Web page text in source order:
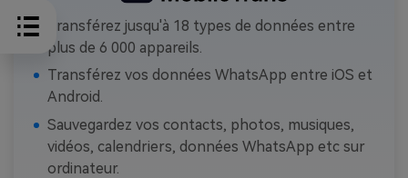
Transférez jusqu'à 18 types de données entre
plus de 6 000 appareils.
Transférez vos données WhatsApp entre iOS et
Android.
Sauvegardez vos contacts, photos, musiques,
vidéos, calendriers, données WhatsApp etc sur
ordinateur.